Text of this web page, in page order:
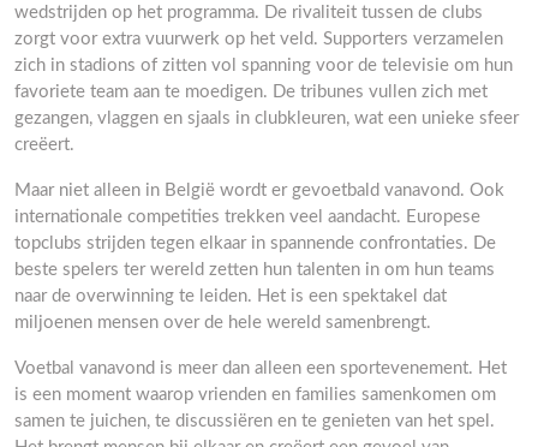
wedstrijden op het programma. De rivaliteit tussen de clubs
zorgt voor extra vuurwerk op het veld. Supporters verzamelen
zich in stadions of zitten vol spanning voor de televisie om hun
favoriete team aan te moedigen. De tribunes vullen zich met
gezangen, vlaggen en sjaals in clubkleuren, wat een unieke sfeer
creëert.
Maar niet alleen in België wordt er gevoetbald vanavond. Ook
internationale competities trekken veel aandacht. Europese
topclubs strijden tegen elkaar in spannende confrontaties. De
beste spelers ter wereld zetten hun talenten in om hun teams
naar de overwinning te leiden. Het is een spektakel dat
miljoenen mensen over de hele wereld samenbrengt.
Voetbal vanavond is meer dan alleen een sportevenement. Het
is een moment waarop vrienden en families samenkomen om
samen te juichen, te discussiëren en te genieten van het spel.